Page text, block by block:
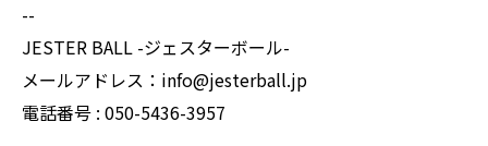
--
JESTER BALL -ジェスターボール-
メールアドレス：info@jesterball.jp
電話番号 : 050-5436-3957